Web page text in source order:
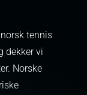
tennis
dekker vi
Norske